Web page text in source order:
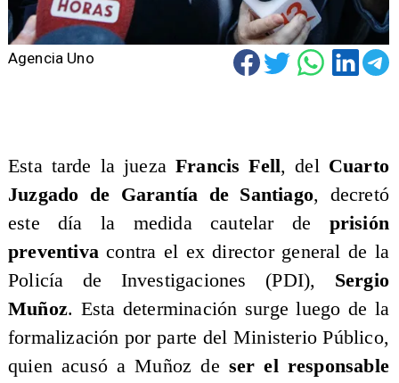
Agencia Uno
Esta tarde la jueza Francis Fell, del Cuarto
Juzgado de Garantía de Santiago, decretó
este día la medida cautelar de prisión
preventivacontra el ex director general de la
Policía de Investigaciones (PDI), Sergio
Muñoz. Esta determinación surge luego de la
formalización por parte del Ministerio Público,
quien acusó a Muñoz de ser el responsable